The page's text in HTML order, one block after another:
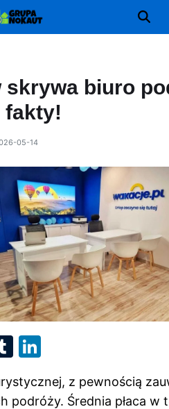
skrywa biuro
fakty!
05-14
T
m k
z pewnością
podróży. Średnia płaca w